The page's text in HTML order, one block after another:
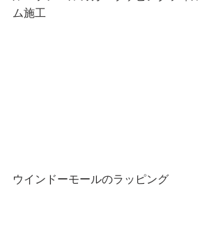
ム施工
ウインドーモールのラッピング